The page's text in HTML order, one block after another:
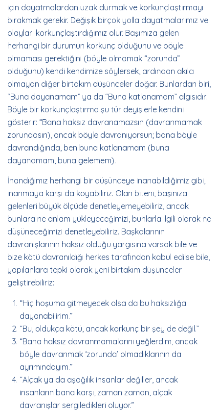
için dayatmalardan uzak durmak ve korkunçlaştırmayı
bırakmak gerekir. Değişik birçok yolla dayatmalarımız ve
olayları korkunçlaştırdığımız olur. Başımıza gelen
herhangi bir durumun korkunç olduğunu ve böyle
olmaması gerektiğini (böyle olmamak “zorunda”
olduğunu) kendi kendimize söylersek, ardından akılcı
olmayan diğer birtakım düşünceler doğar. Bunlardan biri,
“Buna dayanamam” ya da “Buna katlanamam” algısıdır.
Böyle bir korkunçlaştırma şu tür deyişlerle kendini
gösterir: “Bana haksız davranamazsın (davranmamak
zorundasın), ancak böyle davranıyorsun; bana böyle
davrandığında, ben buna katlanamam (buna
dayanamam, buna gelemem).
İnandığımız herhangi bir düşünceye inanabildiğimiz gibi,
inanmaya karşı da koyabiliriz. Olan biteni, başınıza
gelenleri büyük ölçüde denetleyemeyebiliriz, ancak
bunlara ne anlam yükleyeceğimizi, bunlarla ilgili olarak ne
düşüneceğimizi denetleyebiliriz. Başkalarının
davranışlarının haksız olduğu yargısına varsak bile ve
bize kötü davranıldığı herkes tarafından kabul edilse bile,
yapılanlara tepki olarak yeni birtakım düşünceler
geliştirebiliriz:
“Hiç hoşuma gitmeyecek olsa da bu haksızlığa
dayanabilirim.”
“Bu, oldukça kötü, ancak korkunç bir şey de değil.”
“Bana haksız davranmamalarını yeğlerdim, ancak
böyle davranmak ‘zorunda’ olmadıklarının da
ayrımındayım.”
“Alçak ya da aşağılık insanlar değiller, ancak
insanların bana karşı, zaman zaman, alçak
davranışlar sergiledikleri oluyor.”